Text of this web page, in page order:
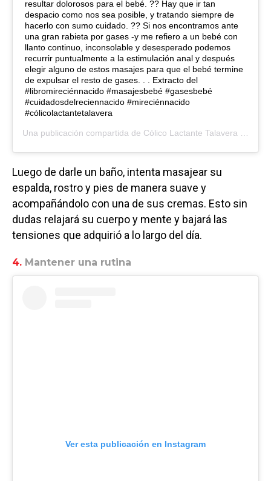
resultar dolorosos para el bebé. ?‍? Hay que ir tan
despacio como nos sea posible, y tratando siempre de
hacerlo con sumo cuidado. ?‍? Si nos encontramos ante
una gran rabieta por gases -y me refiero a un bebé con
llanto continuo, inconsolable y desesperado podemos
recurrir puntualmente a la estimulación anal y después
elegir alguno de estos masajes para que el bebé termine
de expulsar el resto de gases. . . Extracto del
#libromireciénnacido #masajesbebé #gasesbebé
#cuidadosdelreciennacido #mireciénnacido
#cólicolactantetalavera
Una publicación compartida de Cólico Lactante Talavera
Luego de darle un baño, intenta masajear su
espalda, rostro y pies de manera suave y
acompañándolo con una de sus cremas. Esto sin
dudas relajará su cuerpo y mente y bajará las
tensiones que adquirió a lo largo del día.
4. Mantener una rutina
Ver esta publicación en Instagram